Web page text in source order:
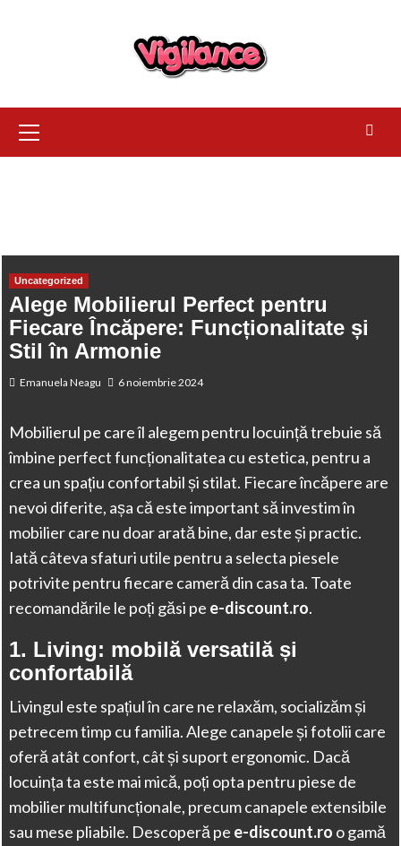
Uncategorized
Alege Mobilierul Perfect pentru
Fiecare Încăpere: Funcționalitate și
Stil în Armonie
Emanuela Neagu 6 noiembrie 2024
Mobilierul pe care îl alegem pentru locuință trebuie să
îmbine perfect funcționalitatea cu estetica, pentru a
crea un spațiu confortabil și stilat. Fiecare încăpere are
nevoi diferite, așa că este important să investim în
mobilier care nu doar arată bine, dar este și practic.
Iată câteva sfaturi utile pentru a selecta piesele
potrivite pentru fiecare cameră din casa ta. Toate
recomandările le poți găsi pe e-discount.ro.
1. Living: mobilă versatilă și
confortabilă
Livingul este spațiul în care ne relaxăm, socializăm și
petrecem timp cu familia. Alege canapele și fotolii care
oferă atât confort, cât și suport ergonomic. Dacă
locuința ta este mai mică, poți opta pentru piese de
mobilier multifuncționale, precum canapele extensibile
sau mese pliabile. Descoperă pe e-discount.ro o gamă